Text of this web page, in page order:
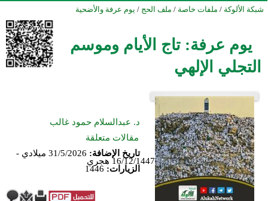
شبكة الألوكة / ملفات خاصة / ملف الحج / يوم عرفة والأضحية
يوم عرفة: تاج الأيام وموسم
التجلي الإلهي
د. عبدالسلام حمود غالب
مقالات متعلقة
تاريخ الإضافة:
31/5/2026 ميلادي -
16/12/1447 هجري
الزيارات: 1446